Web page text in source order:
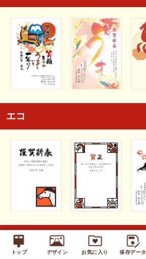
トップ デザイン お気に入り 保存データ
エコ
キッズ